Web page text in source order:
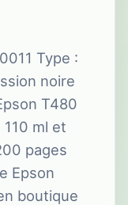
Type :
noire
T480
ml et
pages
Epson
boutique